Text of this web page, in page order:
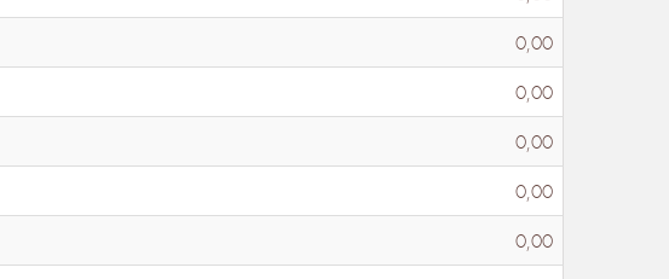
0,00
0,00
0,00
0,00
0,00